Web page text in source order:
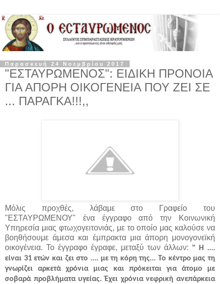
Παρασκευή 24 Νοεμβρίου 2017
"ΕΣΤΑΥΡΩΜΕΝΟΣ": ΕΙΔΙΚΗ ΠΡΟΝΟΙΑ
ΓΙΑ ΑΠΟΡΗ ΟΙΚΟΓΕΝΕΙΑ ΠΟΥ ΖΕΙ ΣΕ
... ΠΑΡΑΓΚΑ!!!,,
Μόλις προχθές, λάβαμε στο Γραφείο του
"ΕΣΤΑΥΡΩΜΕΝΟΥ" ένα έγγραφο από την Κοινωνική
Υπηρεσία μιας φτωχογειτονιάς, με το οποίο μας καλούσε να
βοηθήσουμε άμεσα και έμπρακτα μια άπορη μονογονεϊκή
οικογένεια. Το έγγραφο έγραφε, μεταξύ των άλλων: " Η ....
είναι 31 ετών και ζει στο .... με τη κόρη της... Το κέντρο μας τη
γνωρίζει αρκετά χρόνια μιας και πρόκειται για άτομο με
σοβαρά προβλήματα υγείας. Έχει χρόνια νεφρική ανεπάρκεια